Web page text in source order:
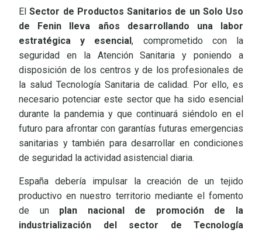
ElSector de Productos Sanitarios de un Solo Uso
de Fenin lleva años desarrollando una labor
estratégica y esencial, comprometido con la
seguridad en la Atención Sanitaria y poniendo a
disposición de los centros y de los profesionales de
la salud Tecnología Sanitaria de calidad. Por ello, es
necesario potenciar este sector que ha sido esencial
durante la pandemia y que continuará siéndolo en el
futuro para afrontar con garantías futuras emergencias
sanitarias y también para desarrollar en condiciones
de seguridad la actividad asistencial diaria.
España debería impulsar la creación de un tejido
productivo en nuestro territorio mediante el fomento
de un plan nacional de promoción de la
industrialización del sector de Tecnología